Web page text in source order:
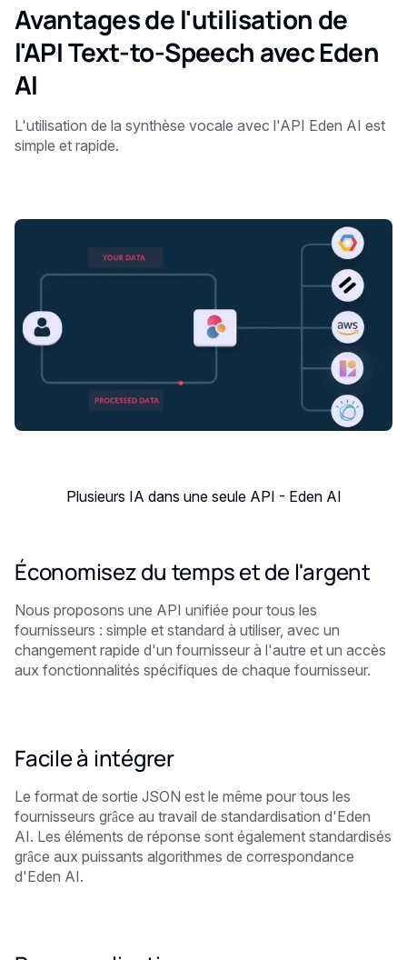
Avantages de l'utilisation de
l'API Text-to-Speech avec Eden
AI
L'utilisation de la synthèse vocale avec l'API Eden AI est
simple et rapide.
Plusieurs IA dans une seule API - Eden AI
Économisez du temps et de l'argent
Nous proposons une API unifiée pour tous les
fournisseurs : simple et standard à utiliser, avec un
changement rapide d'un fournisseur à l'autre et un accès
aux fonctionnalités spécifiques de chaque fournisseur.
Facile à intégrer
Le format de sortie JSON est le même pour tous les
fournisseurs grâce au travail de standardisation d'Eden
AI. Les éléments de réponse sont également standardisés
grâce aux puissants algorithmes de correspondance
d'Eden AI.